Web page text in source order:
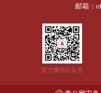
邮箱：
官方微信公众号